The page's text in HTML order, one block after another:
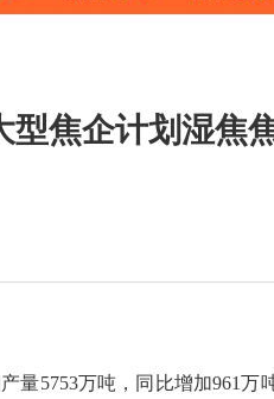
焦企计划湿焦
5753万吨，同比增加961万